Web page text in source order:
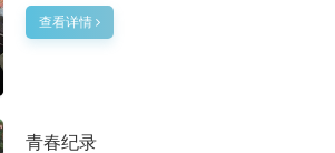
查看详情
青春纪录